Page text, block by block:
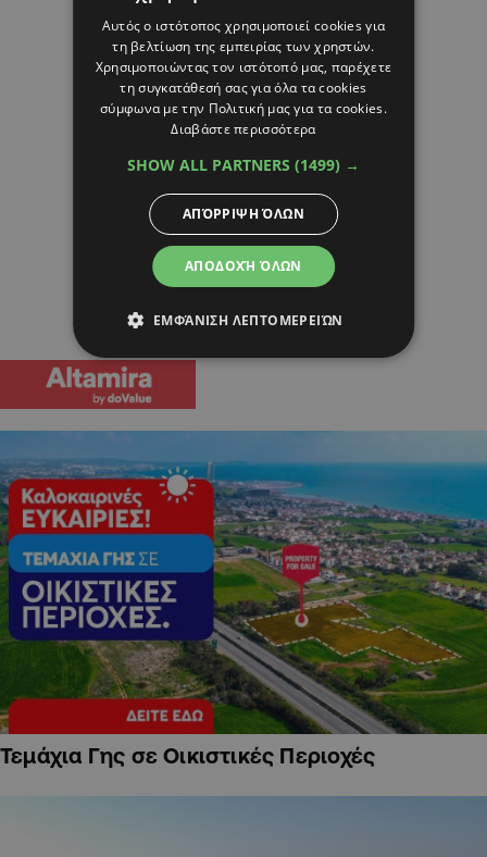
Τεμάχια Γης σε Οικιστικές Περιοχές
Αυτός ο ιστότοπος χρησιμοποιεί cookies για
τη βελτίωση της εμπειρίας των χρηστών.
Χρησιμοποιώντας τον ιστότοπό μας, παρέχετε
τη συγκατάθεσή σας για όλα τα cookies
σύμφωνα με την Πολιτική μας για τα cookies.
Διαβάστε περισσότερα
SHOW ALL PARTNERS (1499) →
ΑΠΟΔΟΧΉ ΌΛΩΝ
ΑΠΌΡΡΙΨΗ ΌΛΩΝ
ΕΜΦΆΝΙΣΗ ΛΕΠΤΟΜΕΡΕΙΏΝ